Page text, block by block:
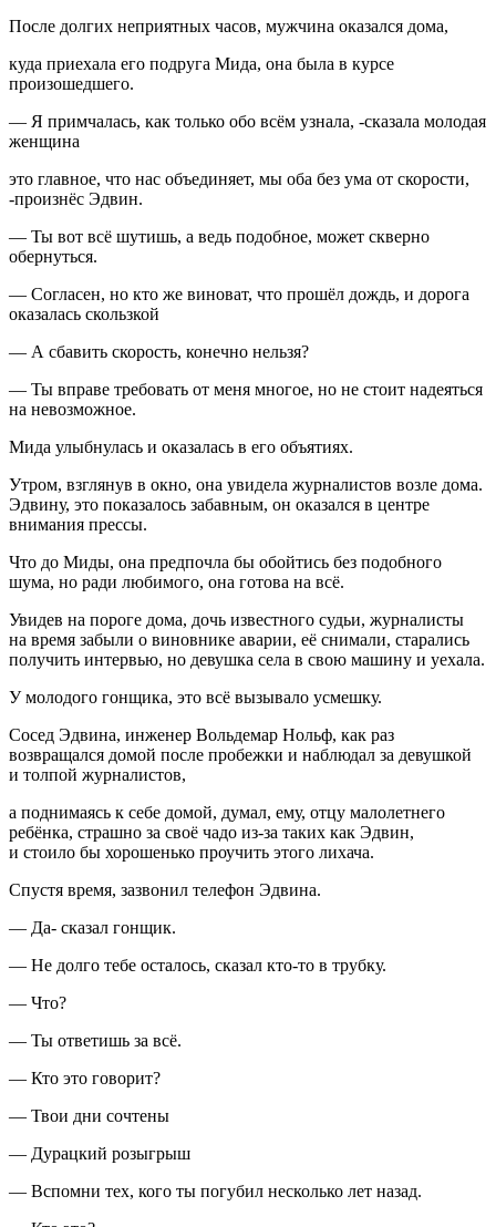
После долгих неприятных часов, мужчина оказался дома,
куда приехала его подруга Мида, она была в курсе
произошедшего.
— Я примчалась, как только обо всём узнала, -сказала молодая
женщина
это главное, что нас объединяет, мы оба без ума от скорости,
-произнёс Эдвин.
— Ты вот всё шутишь, а ведь подобное, может скверно
обернуться.
— Согласен, но кто же виноват, что прошёл дождь, и дорога
оказалась скользкой
— А сбавить скорость, конечно нельзя?
— Ты вправе требовать от меня многое, но не стоит надеяться
на невозможное.
Мида улыбнулась и оказалась в его объятиях.
Утром, взглянув в окно, она увидела журналистов возле дома.
Эдвину, это показалось забавным, он оказался в центре
внимания прессы.
Что до Миды, она предпочла бы обойтись без подобного
шума, но ради любимого, она готова на всё.
Увидев на пороге дома, дочь известного судьи, журналисты
на время забыли о виновнике аварии, её снимали, старались
получить интервью, но девушка села в свою машину и уехала.
У молодого гонщика, это всё вызывало усмешку.
Сосед Эдвина, инженер Вольдемар Нольф, как раз
возвращался домой после пробежки и наблюдал за девушкой
и толпой журналистов,
а поднимаясь к себе домой, думал, ему, отцу малолетнего
ребёнка, страшно за своё чадо из-за таких как Эдвин,
и стоило бы хорошенько проучить этого лихача.
Спустя время, зазвонил телефон Эдвина.
— Да- сказал гонщик.
— Не долго тебе осталось, сказал кто-то в трубку.
— Что?
— Ты ответишь за всё.
— Кто это говорит?
— Твои дни сочтены
— Дурацкий розыгрыш
— Вспомни тех, кого ты погубил несколько лет назад.